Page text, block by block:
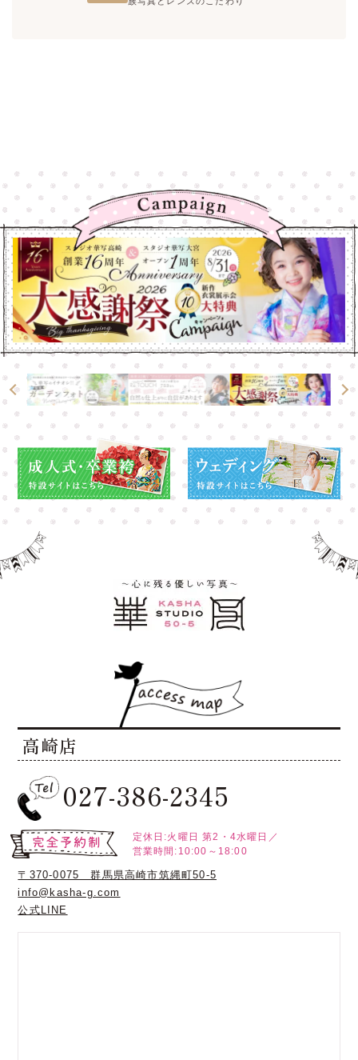
高崎店
027-386-2345
定休日:火曜日 第2・4水曜日／
営業時間:10:00～18:00
〒370-0075 群馬県高崎市筑縄町50-5
info@kasha-g.com
公式LINE
高崎店
大宮店
高崎店
大宮店